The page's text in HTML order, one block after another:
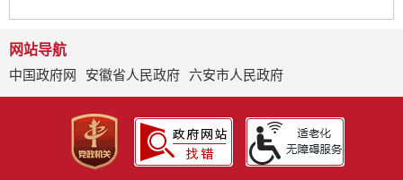
网站导航
中国政府网
安徽省人民政府 六安市人民政府